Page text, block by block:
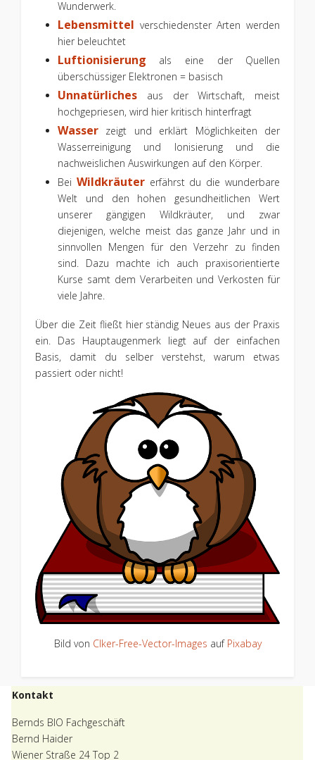
Wunderwerk.
Lebensmittel verschiedenster Arten werden
hier beleuchtet
Luftionisierung als eine der Quellen
überschüssiger Elektronen = basisch
Unnatürlichesaus der Wirtschaft, meist
hochgepriesen, wird hier kritisch hinterfragt
Wasserzeigt und erklärt Möglichkeiten der
Wasserreinigung und Ionisierung und die
nachweislichen Auswirkungen auf den Körper.
Bei Wildkräutererfährst du die wunderbare
Welt und den hohen gesundheitlichen Wert
unserer gängigen Wildkräuter, und zwar
diejenigen, welche meist das ganze Jahr und in
sinnvollen Mengen für den Verzehr zu finden
sind. Dazu machte ich auch praxisorientierte
Kurse samt dem Verarbeiten und Verkosten für
viele Jahre.
Über die Zeit fließt hier ständig Neues aus der Praxis
ein. Das Hauptaugenmerk liegt auf der einfachen
Basis, damit du selber verstehst, warum etwas
passiert oder nicht!
Bild von Clker-Free-Vector-Images auf Pixabay
Kontakt
Bernds BIO Fachgeschäft
Bernd Haider
Wiener Straße 24 Top 2